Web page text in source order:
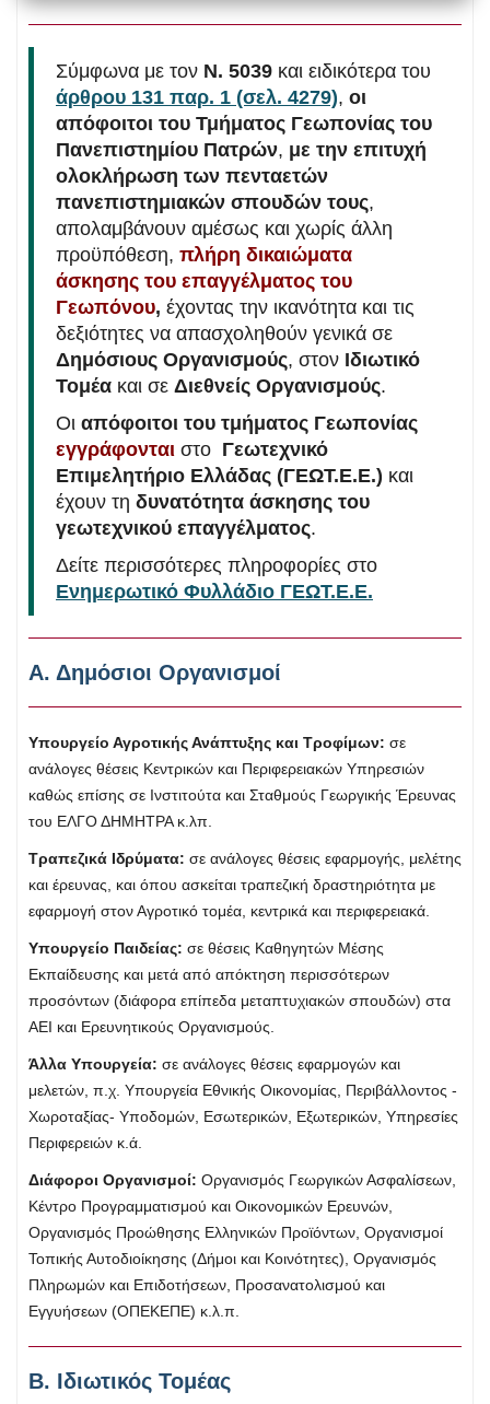
Σύμφωνα με τον Ν. 5039 και ειδικότερα του
άρθρου 131 παρ. 1 (σελ. 4279), οι
απόφοιτοι του Τμήματος Γεωπονίας του
Πανεπιστημίου Πατρών, με την επιτυχή
ολοκλήρωση των πενταετών
πανεπιστημιακών σπουδών τους,
απολαμβάνουν αμέσως και χωρίς άλλη
προϋπόθεση, πλήρη δικαιώματα
άσκησης του επαγγέλματος του
Γεωπόνου, έχοντας την ικανότητα και τις
δεξιότητες να απασχοληθούν γενικά σε
Δημόσιους Οργανισμούς, στον Ιδιωτικό
Τομέα και σε Διεθνείς Οργανισμούς.
Οι απόφοιτοι του τμήματος Γεωπονίας
εγγράφονται στο Γεωτεχνικό
Επιμελητήριο Ελλάδας (ΓΕΩΤ.Ε.Ε.) και
έχουν τη δυνατότητα άσκησης του
γεωτεχνικού επαγγέλματος.
Δείτε περισσότερες πληροφορίες στο
Ενημερωτικό Φυλλάδιο ΓΕΩΤ.Ε.Ε.
Α. Δημόσιοι Οργανισμοί
Υπουργείο Αγροτικής Ανάπτυξης και Τροφίμων: σε
ανάλογες θέσεις Κεντρικών και Περιφερειακών Υπηρεσιών
καθώς επίσης σε Ινστιτούτα και Σταθμούς Γεωργικής Έρευνας
του ΕΛΓΟ ΔΗΜΗΤΡΑ κ.λπ.
Τραπεζικά Ιδρύματα: σε ανάλογες θέσεις εφαρμογής, μελέτης
και έρευνας, και όπου ασκείται τραπεζική δραστηριότητα με
εφαρμογή στον Αγροτικό τομέα, κεντρικά και περιφερειακά.
Υπουργείο Παιδείας: σε θέσεις Καθηγητών Μέσης
Εκπαίδευσης και μετά από απόκτηση περισσότερων
προσόντων (διάφορα επίπεδα μεταπτυχιακών σπουδών) στα
ΑΕΙ και Ερευνητικούς Οργανισμούς.
Άλλα Υπουργεία: σε ανάλογες θέσεις εφαρμογών και
μελετών, π.χ. Υπουργεία Εθνικής Οικονομίας, Περιβάλλοντος ‐
Χωροταξίας‐ Υποδομών, Εσωτερικών, Εξωτερικών, Υπηρεσίες
Περιφερειών κ.ά.
Διάφοροι Οργανισμοί: Οργανισμός Γεωργικών Ασφαλίσεων,
Κέντρο Προγραμματισμού και Οικονομικών Ερευνών,
Οργανισμός Προώθησης Ελληνικών Προϊόντων, Οργανισμοί
Τοπικής Αυτοδιοίκησης (Δήμοι και Κοινότητες), Οργανισμός
Πληρωμών και Επιδοτήσεων, Προσανατολισμού και
Εγγυήσεων (ΟΠΕΚΕΠΕ) κ.λ.π.
Β. Ιδιωτικός Τομέας